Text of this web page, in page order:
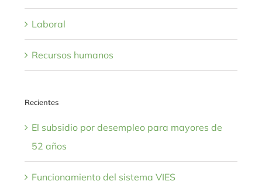
Laboral
Recursos humanos
Recientes
El subsidio por desempleo para mayores de
52 años
Funcionamiento del sistema VIES